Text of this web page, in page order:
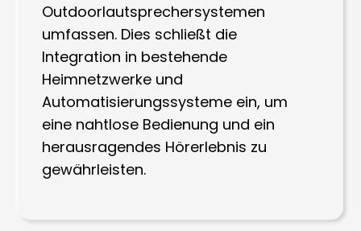
Outdoorlautsprechersystemen
umfassen. Dies schließt die
Integration in bestehende
Heimnetzwerke und
Automatisierungssysteme ein, um
eine nahtlose Bedienung und ein
herausragendes Hörerlebnis zu
gewährleisten.